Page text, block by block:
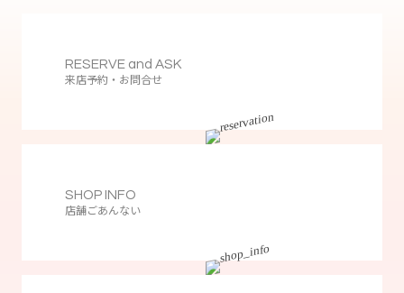
RESERVE and ASK
来店予約・お問合せ
SHOP INFO
店舗ごあんない